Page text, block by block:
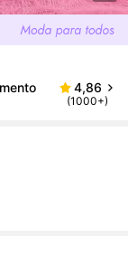
4,86
(1000+)